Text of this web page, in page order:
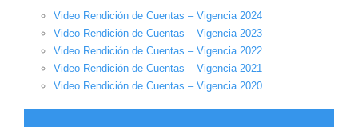
Video Rendición de Cuentas – Vigencia 2024
Video Rendición de Cuentas – Vigencia 2023
Video Rendición de Cuentas – Vigencia 2022
Video Rendición de Cuentas – Vigencia 2021
Video Rendición de Cuentas – Vigencia 2020